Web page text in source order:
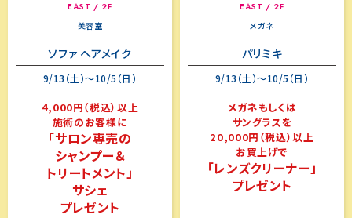
EAST / 2F
美容室
ソファ ヘアメイク
9/13（土）～10/5（日）
4,000円（税込）以上
施術のお客様に
「サロン専売の
シャンプー＆
トリートメント」
サシェ
プレゼント
EAST / 2F
メガネ
パリミキ
9/13（土）～10/5（日）
メガネもしくは
サングラスを
20,000円（税込）以上
お買上げで
「レンズクリーナー」
プレゼント